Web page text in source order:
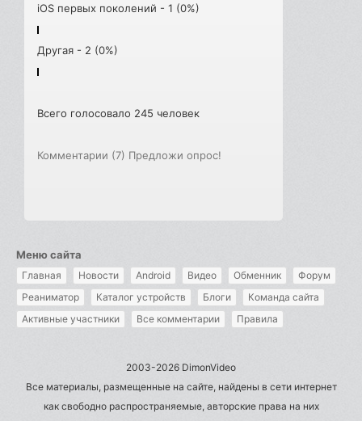
iOS первых поколений - 1 (0%)
Другая - 2 (0%)
Всего голосовало 245 человек
Комментарии (7) Предложи опрос!
Меню сайта
Главная Новости Android Видео Обменник
Форум
Реаниматор
Каталог устройств Блоги
Команда сайта
Активные участники
Все комментарии Правила
2003-2026 DimonVideo
Все материалы, размещенные на сайте, найдены в сети интернет
как свободно распространяемые, авторские права на них